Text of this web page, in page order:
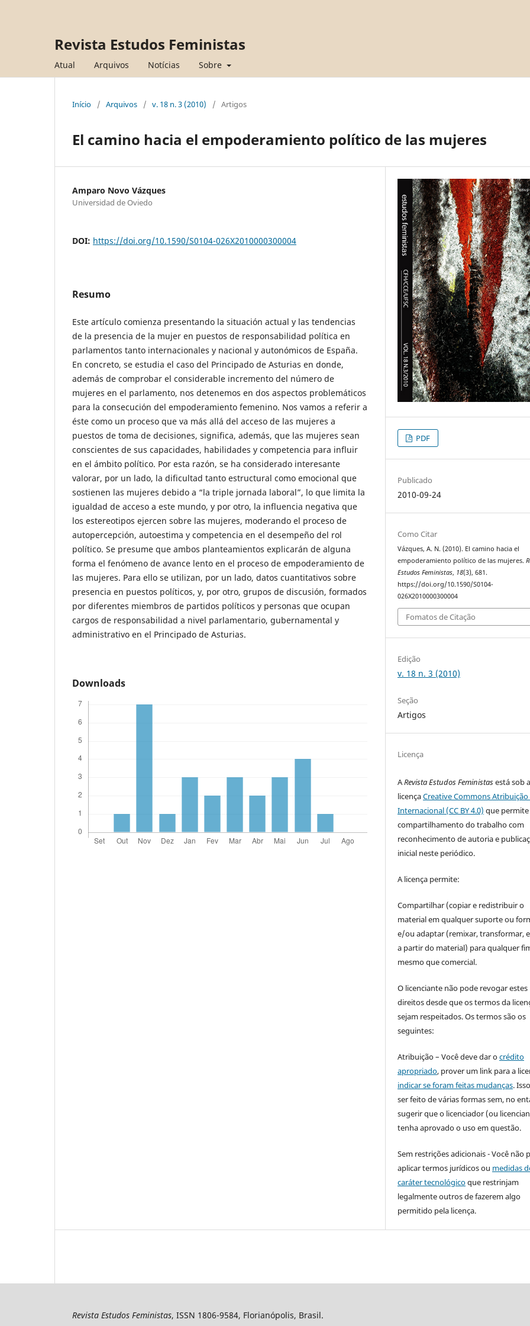
Revista Estudos Feministas
Atual Arquivos Notícias Sobre
Início / Arquivos / v. 18 n. 3 (2010) / Artigos
El camino hacia el empoderamiento político de las mujeres
Amparo Novo Vázques
Universidad de Oviedo
DOI: https://doi.org/10.1590/S0104-026X2010000300004
Resumo
Este artículo comienza presentando la situación actual y las tendencias
de la presencia de la mujer en puestos de responsabilidad política en
parlamentos tanto internacionales y nacional y autonómicos de España.
En concreto, se estudia el caso del Principado de Asturias en donde,
además de comprobar el considerable incremento del número de
mujeres en el parlamento, nos detenemos en dos aspectos problemáticos
para la consecución del empoderamiento femenino. Nos vamos a referir a
éste como un proceso que va más allá del acceso de las mujeres a
puestos de toma de decisiones, significa, además, que las mujeres sean
conscientes de sus capacidades, habilidades y competencia para influir
en el ámbito político. Por esta razón, se ha considerado interesante
valorar, por un lado, la dificultad tanto estructural como emocional que
sostienen las mujeres debido a “la triple jornada laboral”, lo que limita la
igualdad de acceso a este mundo, y por otro, la influencia negativa que
los estereotipos ejercen sobre las mujeres, moderando el proceso de
autopercepción, autoestima y competencia en el desempeño del rol
político. Se presume que ambos planteamientos explicarán de alguna
forma el fenómeno de avance lento en el proceso de empoderamiento de
las mujeres. Para ello se utilizan, por un lado, datos cuantitativos sobre
presencia en puestos políticos, y, por otro, grupos de discusión, formados
por diferentes miembros de partidos políticos y personas que ocupan
cargos de responsabilidad a nivel parlamentario, gubernamental y
administrativo en el Principado de Asturias.
Downloads
PDF
Publicado
2010-09-24
Como Citar
Vázques, A. N. (2010). El camino hacia el
empoderamiento político de las mujeres.
Estudos Feministas, 18(3), 681.
https://doi.org/10.1590/S0104-
026X2010000300004
Fomatos de Citação
Edição
v. 18 n. 3 (2010)
Seção
Artigos
Licença
ARevista Estudos Feministasestá sob a
licençaCreative Commons Atribuição
Internacional (CC BY 4.0) que
compartilhamento do trabalho com
reconhecimento de autoria e
inicial neste periódico.
A licença permite:
Compartilhar (copiar e redistribuir o
material em qualquer suporte ou
e/ou adaptar (remixar, transformar,
a partir do material) para qualquer
mesmo que comercial.
O licenciante não pode revogar estes
direitos desde que os termos da
sejam respeitados. Os termos são os
seguintes:
Atribuição – Você deve dar ocrédito
apropriado, prover um link para a
indicar se foram feitas mudanças.
ser feito de várias formas sem, no
sugerir que o licenciador (ou
tenha aprovado o uso em questão.
Sem restrições adicionais - Você não
aplicar termos jurídicos ou medidas
caráter tecnológicoque restrinjam
legalmente outros de fazerem algo
permitido pela licença.
Revista Estudos Feministas, ISSN 1806-9584, Florianópolis, Brasil.